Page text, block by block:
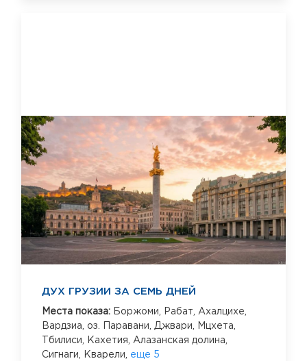
ДУХ ГРУЗИИ ЗА СЕМЬ ДНЕЙ
Места показа: Боржоми, Рабат, Ахалцихе,
Вардзиа, оз. Паравани, Джвари,
Мцхета,
Тбилиси,
Кахетия, Алазанская долина,
Сигнаги,
Кварели, еще 5